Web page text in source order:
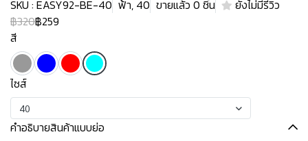
SKU : EASY92-BE-40 ฟ้า, 40 ขายแล้ว 0 ชิ้น
ยังไม่มีรีวิว
฿320฿259
สี
ไซส์
40
คำอธิบายสินค้าแบบย่อ